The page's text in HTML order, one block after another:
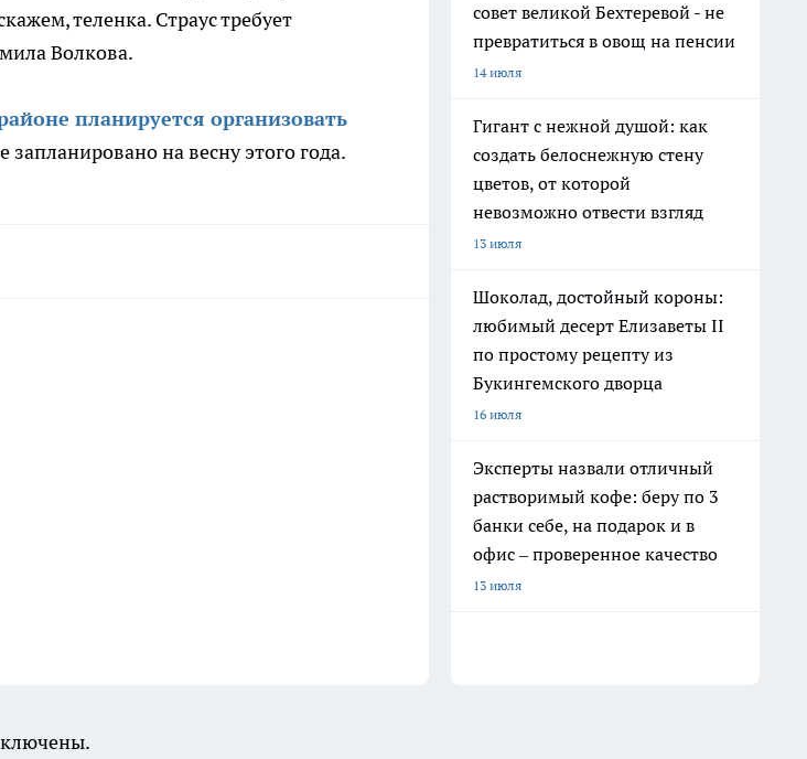
теленка. Страус требует
Волкова.
планируется организовать
запланировано на весну этого года.
совет великой Бехтеревой - не
превратиться в овощ на пенсии
14 июля
Гигант с нежной душой: как
создать белоснежную стену
цветов, от которой
невозможно отвести взгляд
13 июля
Шоколад, достойный короны:
любимый десерт Елизаветы II
по простому рецепту из
Букингемского дворца
16 июля
Эксперты назвали отличный
растворимый кофе: беру по 3
банки себе, на подарок и в
офис – проверенное качество
13 июля